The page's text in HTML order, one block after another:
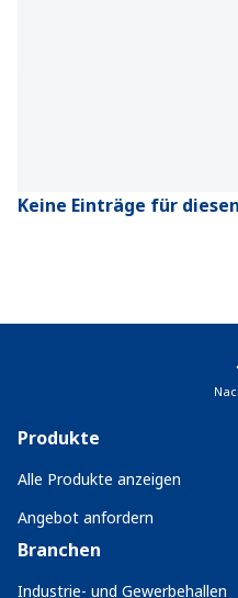
Keine Einträge für
Produkte
Alle Produkte anzeigen
Angebot anfordern
Branchen
Industrie- und Gewerbehallen